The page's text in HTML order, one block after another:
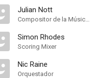
Julian Nott
Compositor de la Música Original
Simon Rhodes
Scoring Mixer
Nic Raine
Orquestador